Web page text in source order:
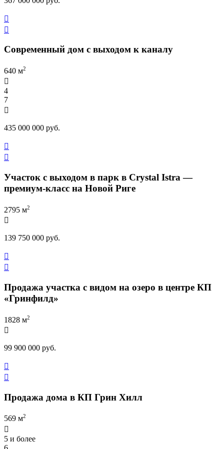


Современный дом с выходом к каналу
640 м2

4
7

435 000 000 руб.


Участок с выходом в парк в Crystal Istra —
премиум-класс на Новой Риге
2795 м2

139 750 000 руб.


Продажа участка с видом на озеро в центре КП
«Гринфилд»
1828 м2

99 900 000 руб.


Продажа дома в КП Грин Хилл
569 м2

5 и более